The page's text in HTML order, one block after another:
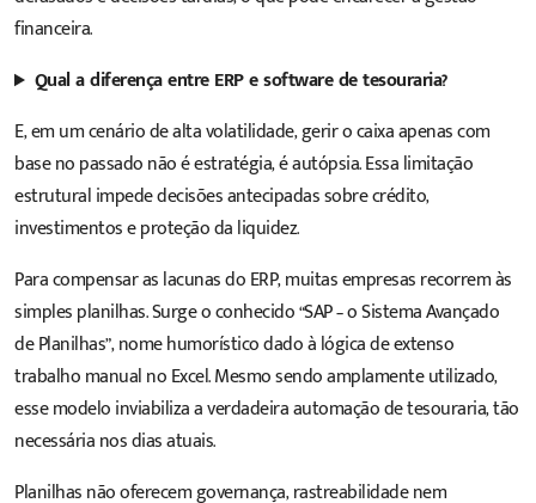
financeira.
Qual a diferença entre ERP e software de tesouraria?
E, em um cenário de alta volatilidade, gerir o caixa apenas com
base no passado não é estratégia, é autópsia. Essa limitação
estrutural impede decisões antecipadas sobre crédito,
investimentos e proteção da liquidez.
Para compensar as lacunas do ERP, muitas empresas recorrem às
simples planilhas. Surge o conhecido “SAP – o Sistema Avançado
de Planilhas”, nome humorístico dado à lógica de extenso
trabalho manual no Excel. Mesmo sendo amplamente utilizado,
esse modelo inviabiliza a verdadeira automação de tesouraria, tão
necessária nos dias atuais.
Planilhas não oferecem governança, rastreabilidade nem